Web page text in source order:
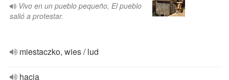
Vivo en un pueblo pequeño, El pueblo
salió a protestar.
miestaczko, wies / lud
hacia